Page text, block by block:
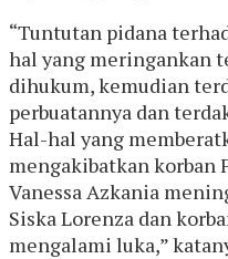
“Tuntutan pidana
hal yang meringankan
dihukum, kemudian
perbuatannya dan
Hal-hal yang
mengakibatkan korban
Vanessa Azkania
Siska Lorenza dan
mengalami luka,”